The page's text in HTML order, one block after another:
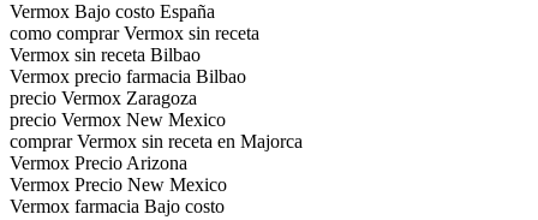
Vermox Bajo costo España
como comprar Vermox sin receta
Vermox sin receta Bilbao
Vermox precio farmacia Bilbao
precio Vermox Zaragoza
precio Vermox New Mexico
comprar Vermox sin receta en Majorca
Vermox Precio Arizona
Vermox Precio New Mexico
Vermox farmacia Bajo costo